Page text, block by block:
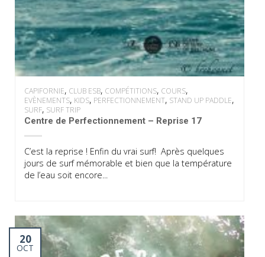
CAPIFORNIE, CLUB ESB, COMPÉTITIONS, COURS,
EVÈNEMENTS, KIDS, PERFECTIONNEMENT, STAND UP PADDLE,
SURF, SURF TRIP
Centre de Perfectionnement – Reprise 17
C’est la reprise ! Enfin du vrai surf! Après quelques
jours de surf mémorable et bien que la température
de l’eau soit encore...
20
OCT